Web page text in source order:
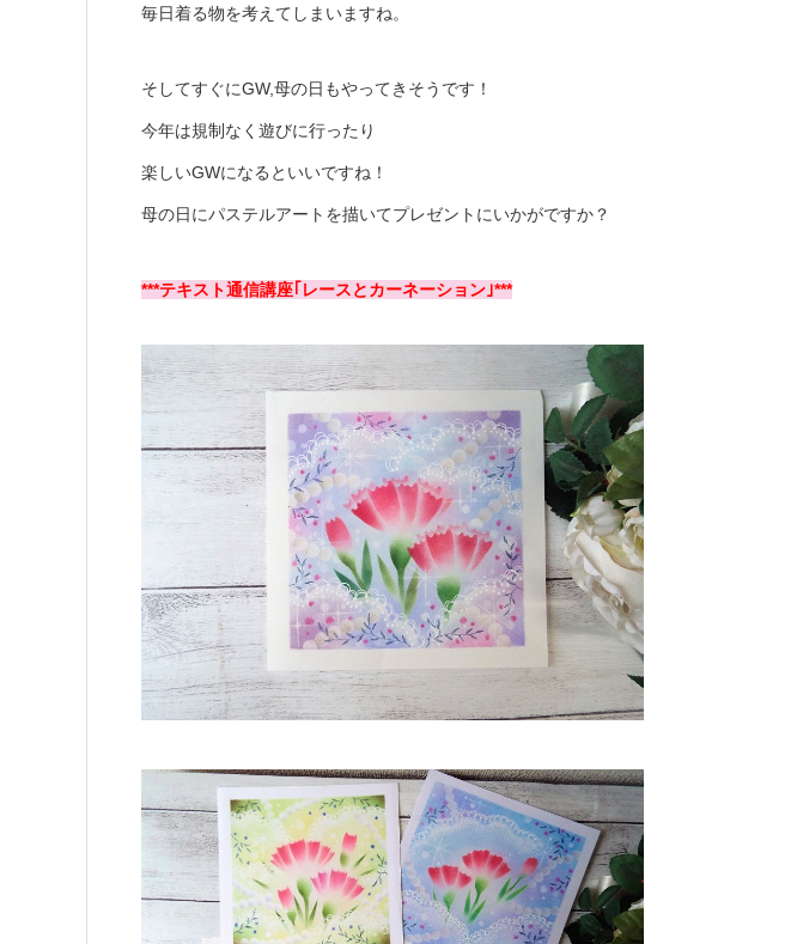
毎日着る物を考えてしまいますね。
そしてすぐにGW,母の日もやってきそうです！
今年は規制なく遊びに行ったり
楽しいGWになるといいですね！
母の日にパステルアートを描いてプレゼントにいかがですか？
***テキスト通信講座｢レースとカーネーション｣***